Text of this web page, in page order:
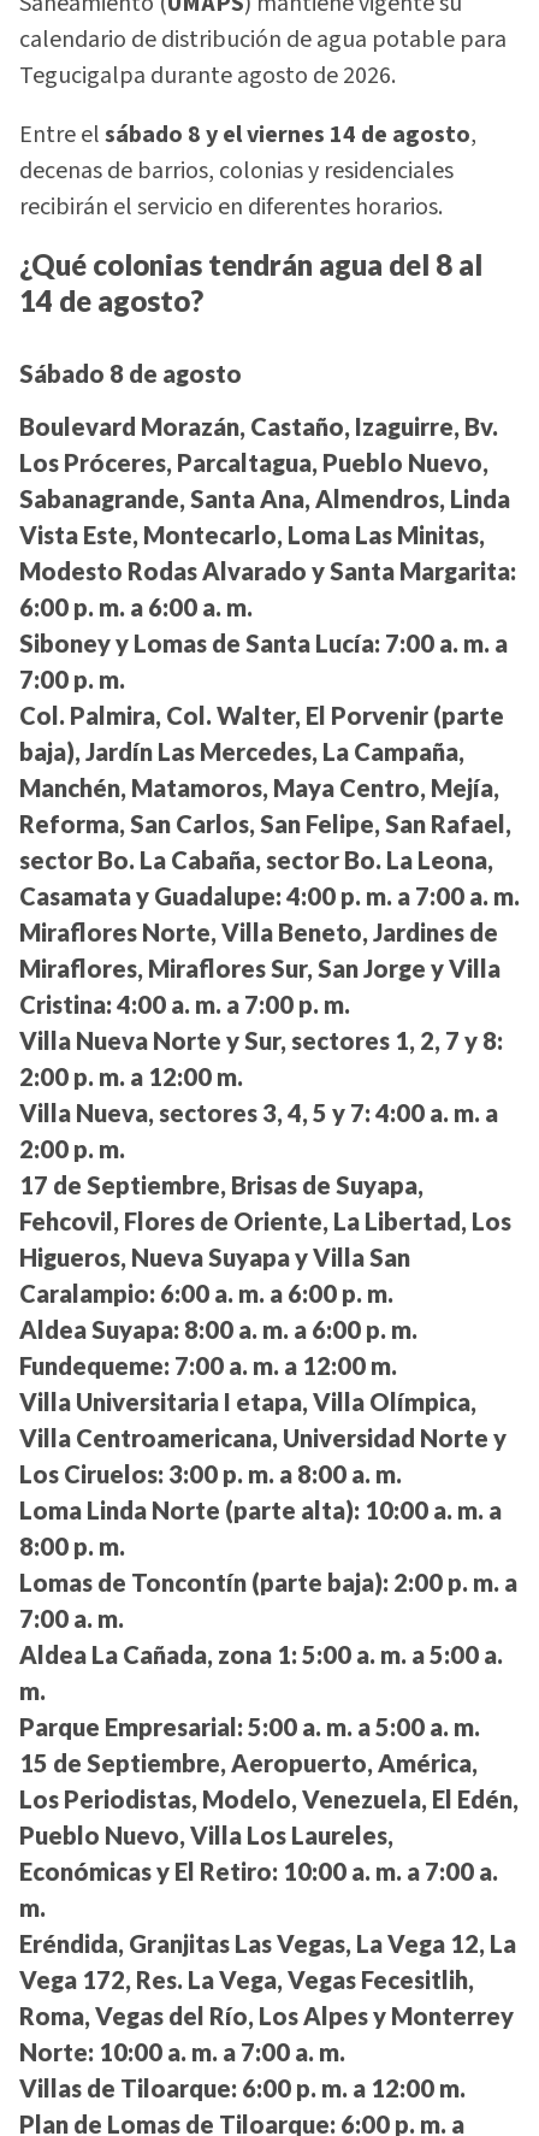
calendario de distribución de agua potable para
Tegucigalpa durante agosto de 2026.
Entre elsábado 8 y el viernes 14 de agosto,
decenas de barrios, colonias y residenciales
recibirán el servicio en diferentes horarios.
¿Qué colonias tendrán agua del 8 al
14 de agosto?
Sábado 8 de agosto
Boulevard Morazán, Castaño, Izaguirre, Bv.
Los Próceres, Parcaltagua, Pueblo Nuevo,
Sabanagrande, Santa Ana, Almendros, Linda
Vista Este, Montecarlo, Loma Las Minitas,
Modesto Rodas Alvarado y Santa Margarita:
6:00 p. m. a 6:00 a. m.
Siboney y Lomas de Santa Lucía: 7:00 a. m. a
7:00 p. m.
Col. Palmira, Col. Walter, El Porvenir (parte
baja), Jardín Las Mercedes, La Campaña,
Manchén, Matamoros, Maya Centro, Mejía,
Reforma, San Carlos, San Felipe, San Rafael,
sector Bo. La Cabaña, sector Bo. La Leona,
Casamata y Guadalupe: 4:00 p. m. a 7:00 a. m.
Miraflores Norte, Villa Beneto, Jardines de
Miraflores, Miraflores Sur, San Jorge y Villa
Cristina: 4:00 a. m. a 7:00 p. m.
Villa Nueva Norte y Sur, sectores 1, 2, 7 y 8:
2:00 p. m. a 12:00 m.
Villa Nueva, sectores 3, 4, 5 y 7: 4:00 a. m. a
2:00 p. m.
17 de Septiembre, Brisas de Suyapa,
Fehcovil, Flores de Oriente, La Libertad, Los
Higueros, Nueva Suyapa y Villa San
Caralampio: 6:00 a. m. a 6:00 p. m.
Aldea Suyapa: 8:00 a. m. a 6:00 p. m.
Fundequeme: 7:00 a. m. a 12:00 m.
Villa Universitaria I etapa, Villa Olímpica,
Villa Centroamericana, Universidad Norte y
Los Ciruelos: 3:00 p. m. a 8:00 a. m.
Loma Linda Norte (parte alta): 10:00 a. m. a
8:00 p. m.
Lomas de Toncontín (parte baja): 2:00 p. m. a
7:00 a. m.
Aldea La Cañada, zona 1: 5:00 a. m. a 5:00 a.
m.
Parque Empresarial: 5:00 a. m. a 5:00 a. m.
15 de Septiembre, Aeropuerto, América,
Los Periodistas, Modelo, Venezuela, El Edén,
Pueblo Nuevo, Villa Los Laureles,
Económicas y El Retiro: 10:00 a. m. a 7:00 a.
m.
Eréndida, Granjitas Las Vegas, La Vega 12, La
Vega 172, Res. La Vega, Vegas Fecesitlih,
Roma, Vegas del Río, Los Alpes y Monterrey
Norte: 10:00 a. m. a 7:00 a. m.
Villas de Tiloarque: 6:00 p. m. a 12:00 m.
Plan de Lomas de Tiloarque: 6:00 p. m. a